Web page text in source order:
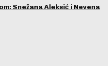
Snežana Aleksić i Nevena